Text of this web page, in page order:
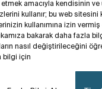
amacıyla kendisinin
kullanır; bu web sitesini
kullanımına izin
bakarak daha fazla
nasıl değiştirileceğini
bilgi için